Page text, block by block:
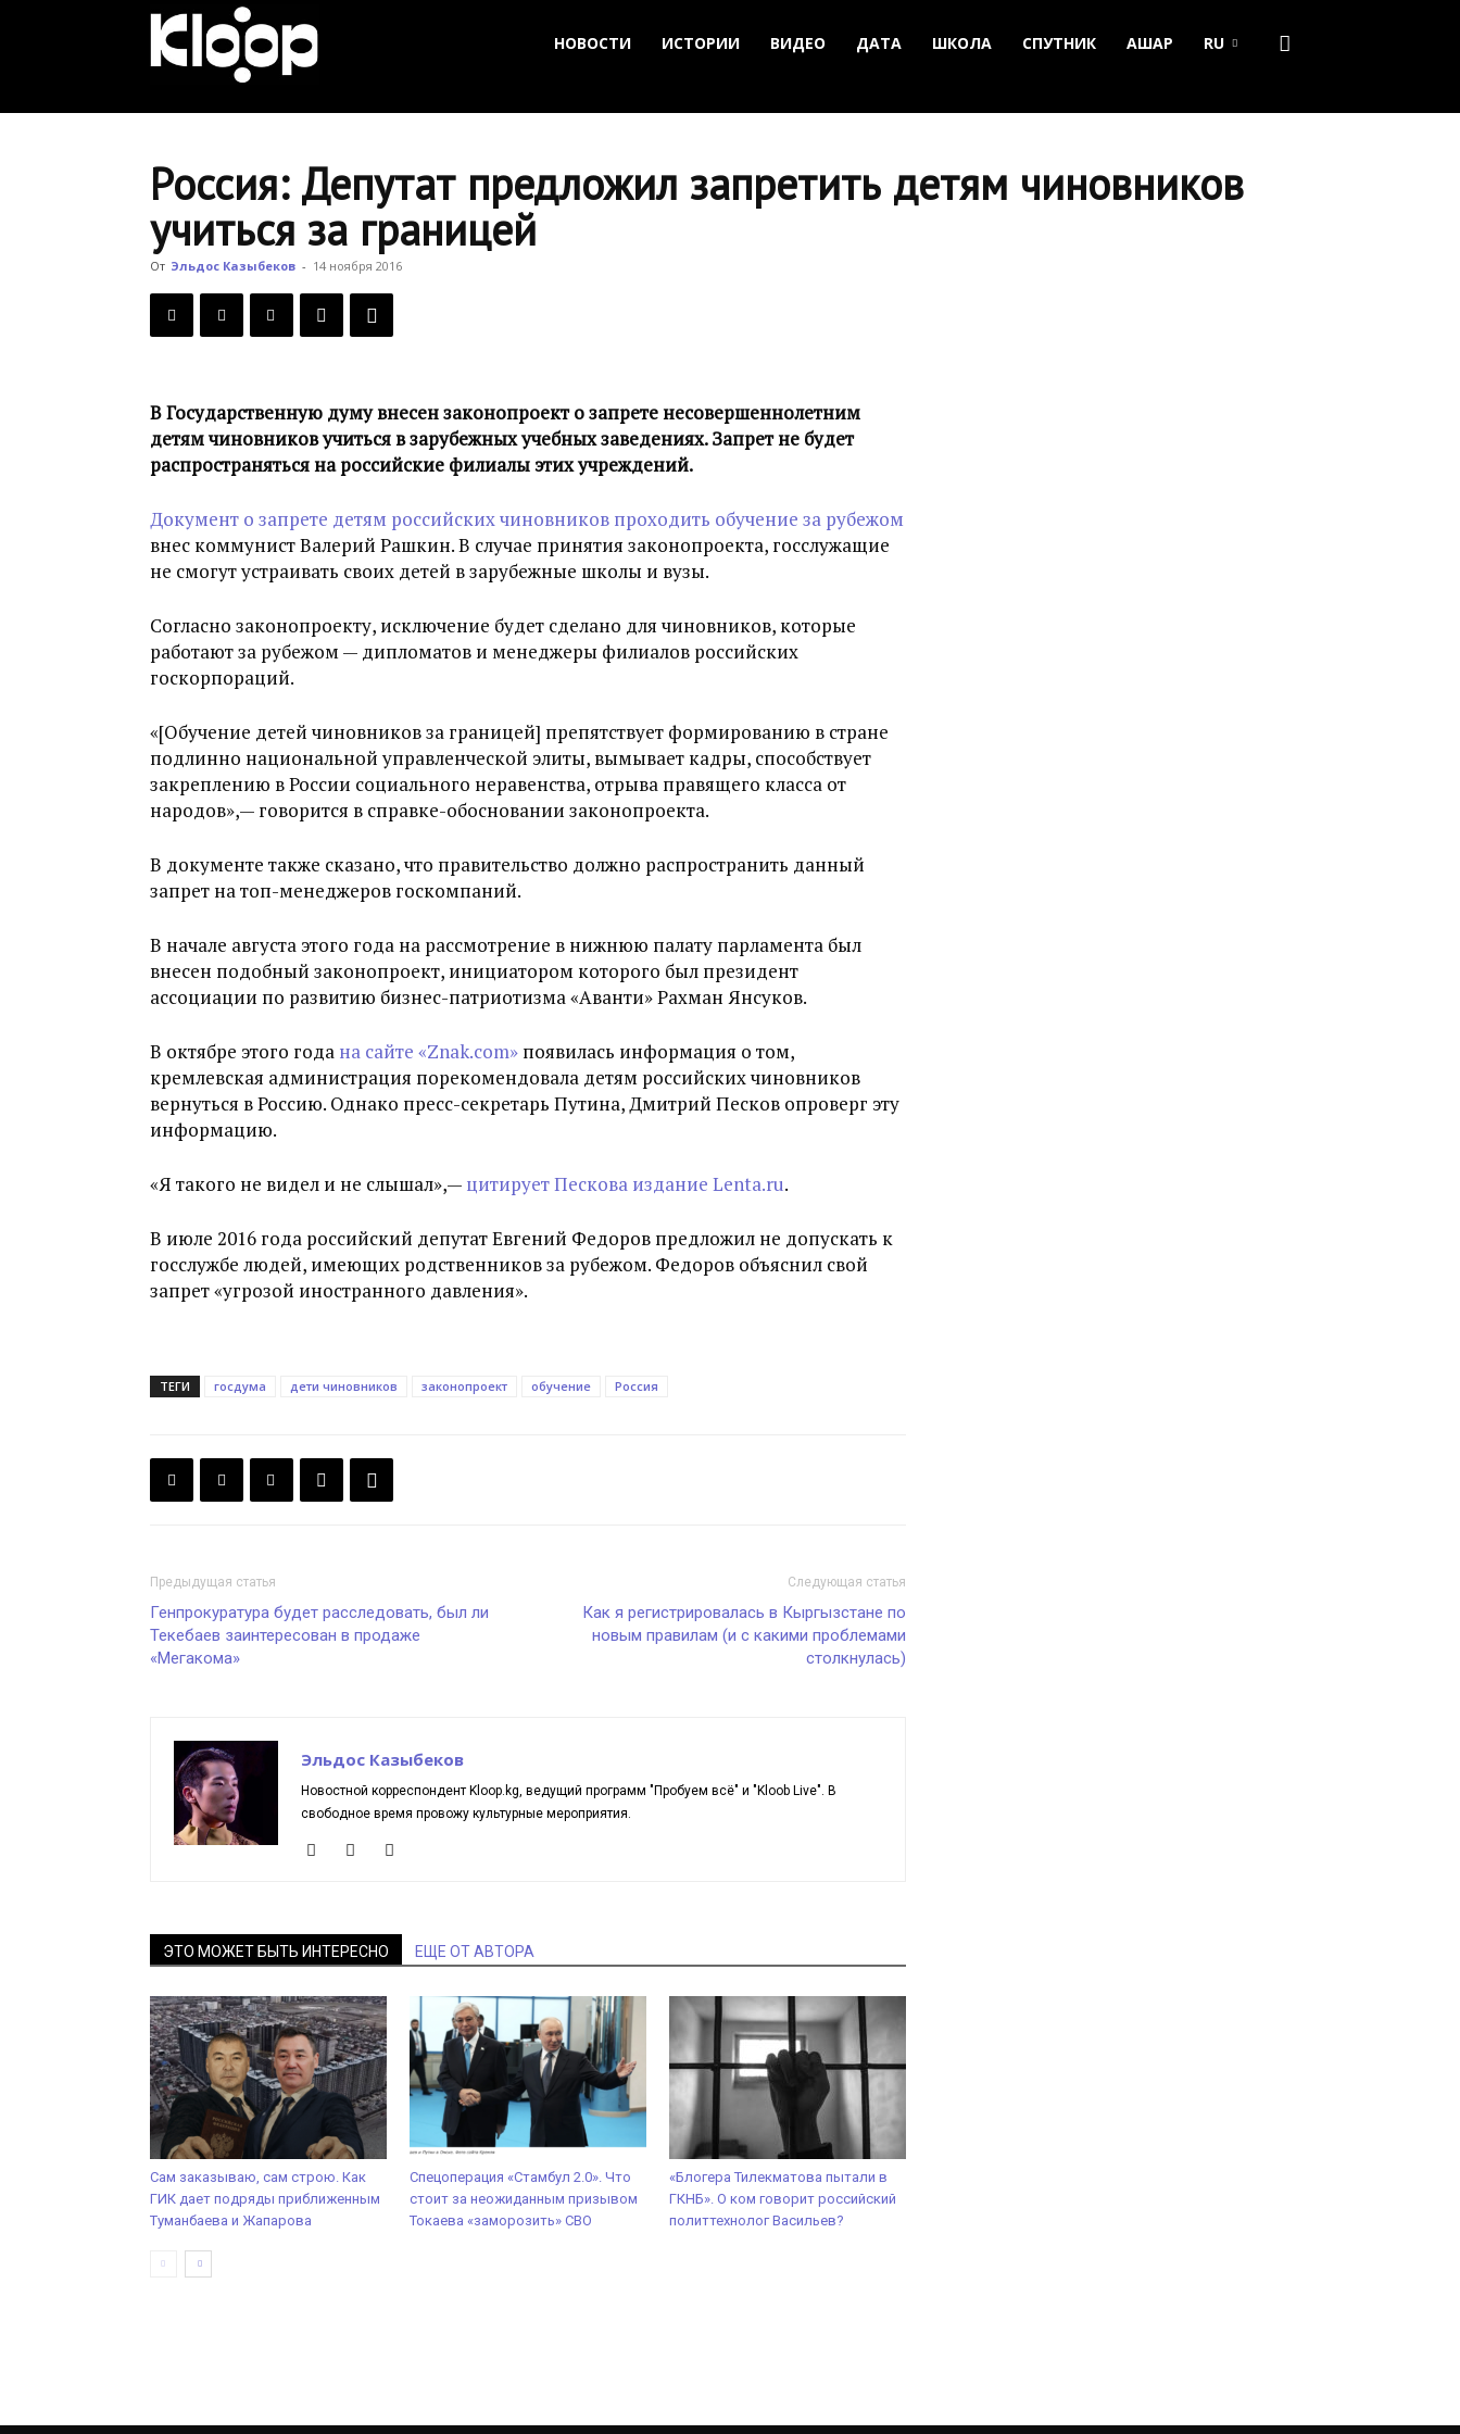
Новости
Кыргызстана
НОВОСТИ ИСТОРИИ ВИДЕО ДАТА ШКОЛА СПУТНИК АШАР RU
Россия: Депутат предложил запретить детям чиновников
учиться за границей
От Эльдос Казыбеков - 14 ноября 2016
В Государственную думу внесен законопроект о запрете несовершеннолетним
детям чиновников учиться в зарубежных учебных заведениях. Запрет не будет
распространяться на российские филиалы этих учреждений.
Документ о запрете детям российских чиновников проходить обучение за рубежом
внес коммунист Валерий Рашкин. В случае принятия законопроекта, госслужащие
не смогут устраивать своих детей в зарубежные школы и вузы.
Согласно законопроекту, исключение будет сделано для чиновников, которые
работают за рубежом — дипломатов и менеджеры филиалов российских
госкорпораций.
«[Обучение детей чиновников за границей] препятствует формированию в стране
подлинно национальной управленческой элиты, вымывает кадры, способствует
закреплению в России социального неравенства, отрыва правящего класса от
народов»,— говорится в справке-обосновании законопроекта.
В документе также сказано, что правительство должно распространить данный
запрет на топ-менеджеров госкомпаний.
В начале августа этого года на рассмотрение в нижнюю палату парламента был
внесен подобный законопроект, инициатором которого был президент
ассоциации по развитию бизнес-патриотизма «Аванти» Рахман Янсуков.
В октябре этого года на сайте «Znak.com» появилась информация о том,
кремлевская администрация порекомендовала детям российских чиновников
вернуться в Россию. Однако пресс-секретарь Путина, Дмитрий Песков опроверг эту
информацию.
«Я такого не видел и не слышал»,— цитирует Пескова издание Lenta.ru.
В июле 2016 года российский депутат Евгений Федоров предложил не допускать к
госслужбе людей, имеющих родственников за рубежом. Федоров объяснил свой
запрет «угрозой иностранного давления».
ТЕГИ госдума дети чиновников законопроект обучение Россия
Предыдущая статья
Генпрокуратура будет расследовать, был ли
Текебаев заинтересован в продаже
«Мегакома»
Следующая статья
Как я регистрировалась в Кыргызстане по
новым правилам (и с какими проблемами
столкнулась)
Эльдос Казыбеков
Новостной корреспондент Kloop.kg, ведущий программ "Пробуем всё" и "Kloob Live". В
свободное время провожу культурные мероприятия.
ЭТО МОЖЕТ БЫТЬ ИНТЕРЕСНО ЕЩЕ ОТ АВТОРА
Сам заказываю, сам строю. Как
ГИК дает подряды приближенным
Туманбаева и Жапарова
Спецоперация «Стамбул 2.0». Что
стоит за неожиданным призывом
Токаева «заморозить» СВО
«Блогера Тилекматова пытали в
ГКНБ». О ком говорит российский
политтехнолог Васильев?